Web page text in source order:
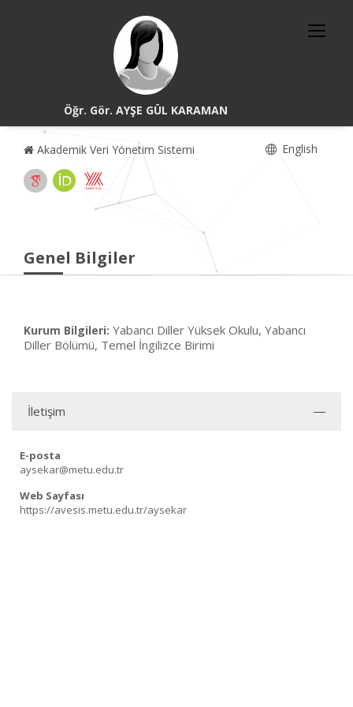
Öğr. Gör. AYŞE GÜL KARAMAN
Akademik Veri Yönetim Sistemi English
Genel Bilgiler
Kurum Bilgileri: Yabancı Diller Yüksek Okulu, Yabancı
Diller Bölümü, Temel İngilizce Birimi
İletişim
E-posta
aysekar@metu.edu.tr
Web Sayfası
https://avesis.metu.edu.tr/aysekar